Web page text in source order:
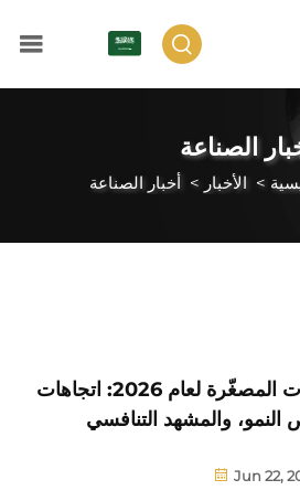
الصناعة
> الأخبار > أخبار الصناعة
تقرير صناعة الساعات المصغّرة لعام 2026: اتجاهات
والمشهد التنافسي
Jun 22,